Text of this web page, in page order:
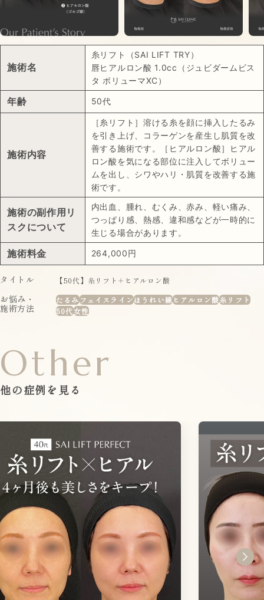
施術名
糸リフト（SAI LIFT TRY）
唇ヒアルロン酸 1.0cc（ジュビダームビス
タ ボリューマXC）
年齢 50代
施術内容
［糸リフト］溶ける糸を顔に挿入したるみ
を引き上げ、コラーゲンを産生し肌質を改
善する施術です。［ヒアルロン酸］ヒアル
ロン酸を気になる部位に注入してボリュー
ムを出し、シワやハリ・肌質を改善する施
術です。
施術の副作用リ
スクについて
内出血、腫れ、むくみ、赤み、軽い痛み、
つっぱり感、熱感、違和感などが一時的に
生じる場合があります。
施術料金 264,000円
タイトル 【50代】糸リフト＋ヒアルロン酸
お悩み・
施術方法
たるみフェイスラインほうれい線ヒアルロン酸糸リフト
50代女性
Other
他の症例を見る